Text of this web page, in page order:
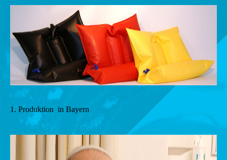
1. Produktion in Bayern